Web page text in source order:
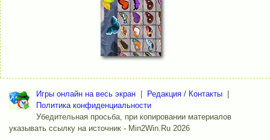
Игры онлайн на весь экран | Редакция / Контакты |
Политика конфиденциальности
Убедительная просьба, при копировании материалов
указывать ссылку на источник - Min2Win.Ru 2026